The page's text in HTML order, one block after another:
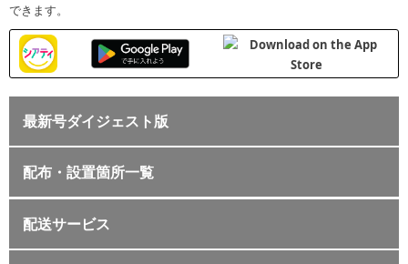
できます。
最新号ダイジェスト版
配布・設置箇所一覧
配送サービス